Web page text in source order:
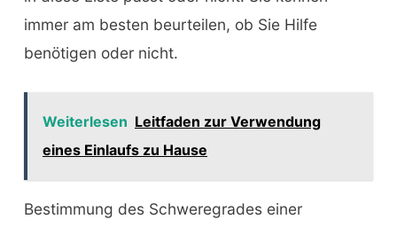
immer am besten beurteilen, ob Sie Hilfe
benötigen oder nicht.
Weiterlesen Leitfaden zur Verwendung
eines Einlaufs zu Hause
Bestimmung des Schweregrades einer